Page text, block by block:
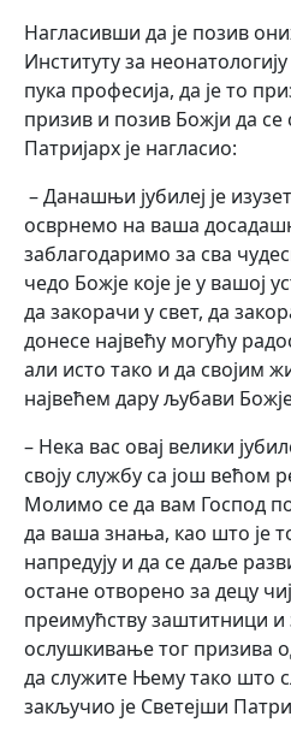
Нагласивши да је позив
Институту за
пука професија, да је то
призив и позив Божји да се
Патријарх је нагласио:
– Данашњи јубилеј је
осврнемо на ваша
заблагодаримо за сва
чедо Божје које је у вашој
да закорачи у свет, да
донесе највећу могућу
али исто тако и да својим
највећем дару љубави
– Нека вас овај велики
своју службу са још већом
Молимо се да вам Господ
да ваша знања, као што је
напредују и да се даље
остане отворено за децу
преимућству заштитници и
ослушкивање тог призива
да служите Њему тако што
закључио је Светејши